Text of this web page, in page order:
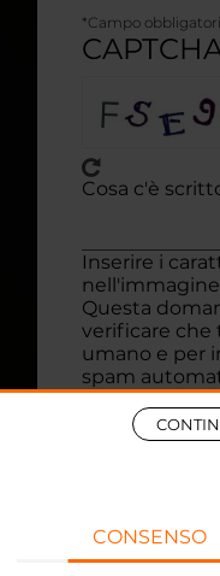
CONSENSO
*Campo
Cosa c'è
Inserire i
Questa
verificare che
umano e per
spam
* Dichiaro
personali ai
Wind TRE
personali